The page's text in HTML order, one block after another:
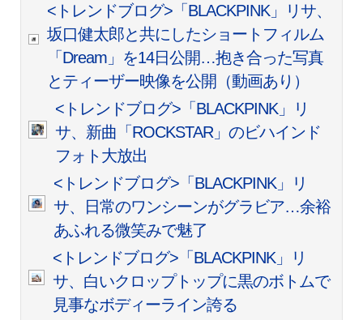
<トレンドブログ>「BLACKPINK」リサ、
坂口健太郎と共にしたショートフィルム
「Dream」を14日公開…抱き合った写真
とティーザー映像を公開（動画あり）
<トレンドブログ>「BLACKPINK」リ
サ、新曲「ROCKSTAR」のビハインド
フォト大放出
<トレンドブログ>「BLACKPINK」リ
サ、日常のワンシーンがグラビア…余裕
あふれる微笑みで魅了
<トレンドブログ>「BLACKPINK」リ
サ、白いクロップトップに黒のボトムで
見事なボディーライン誇る